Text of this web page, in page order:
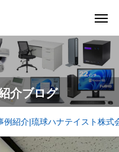
介ブログ
例紹介|琉球ハナテイスト株式